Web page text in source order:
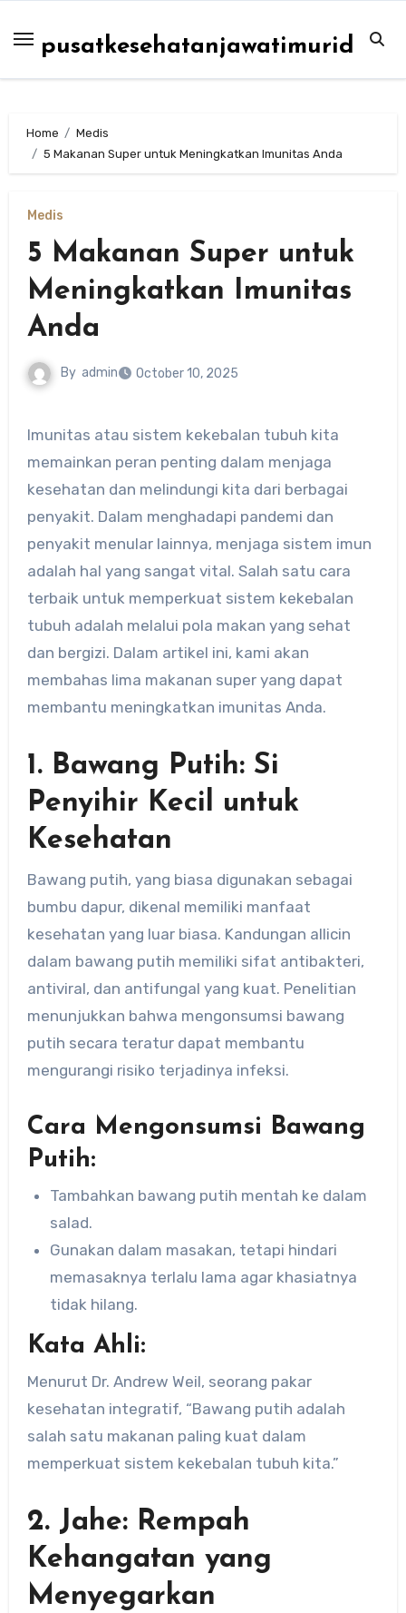
content
pusatkesehatanjawatimurid
Home
Medis
5 Makanan Super untuk Meningkatkan Imunitas Anda
Medis
5 Makanan Super untuk
Meningkatkan Imunitas
Anda
By admin October 10, 2025
Imunitas atau sistem kekebalan tubuh kita
memainkan peran penting dalam menjaga
kesehatan dan melindungi kita dari berbagai
penyakit. Dalam menghadapi pandemi dan
penyakit menular lainnya, menjaga sistem imun
adalah hal yang sangat vital. Salah satu cara
terbaik untuk memperkuat sistem kekebalan
tubuh adalah melalui pola makan yang sehat
dan bergizi. Dalam artikel ini, kami akan
membahas lima makanan super yang dapat
membantu meningkatkan imunitas Anda.
1. Bawang Putih: Si
Penyihir Kecil untuk
Kesehatan
Bawang putih, yang biasa digunakan sebagai
bumbu dapur, dikenal memiliki manfaat
kesehatan yang luar biasa. Kandungan allicin
dalam bawang putih memiliki sifat antibakteri,
antiviral, dan antifungal yang kuat. Penelitian
menunjukkan bahwa mengonsumsi bawang
putih secara teratur dapat membantu
mengurangi risiko terjadinya infeksi.
Cara Mengonsumsi Bawang
Putih:
Tambahkan bawang putih mentah ke dalam
salad.
Gunakan dalam masakan, tetapi hindari
memasaknya terlalu lama agar khasiatnya
tidak hilang.
Kata Ahli:
Menurut Dr. Andrew Weil, seorang pakar
kesehatan integratif, “Bawang putih adalah
salah satu makanan paling kuat dalam
memperkuat sistem kekebalan tubuh kita.”
2. Jahe: Rempah
Kehangatan yang
Menyegarkan